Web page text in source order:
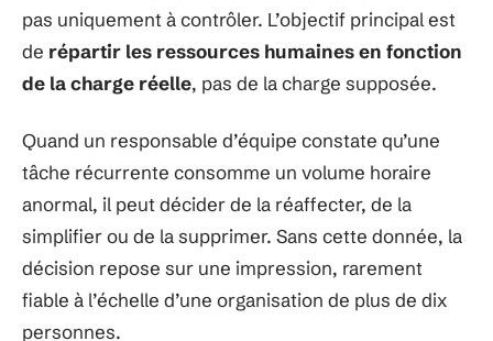
pas uniquement à contrôler. L’objectif principal est
de répartir les ressources humaines en fonction
de la charge réelle, pas de la charge supposée.
Quand un responsable d’équipe constate qu’une
tâche récurrente consomme un volume horaire
anormal, il peut décider de la réaffecter, de la
simplifier ou de la supprimer. Sans cette donnée, la
décision repose sur une impression, rarement
fiable à l’échelle d’une organisation de plus de dix
personnes.